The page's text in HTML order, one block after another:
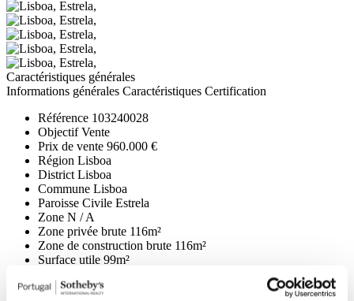
Caractéristiques générales
Informations générales Caractéristiques Certification
Référence 103240028
Objectif Vente
Prix de vente 960.000 €
Région Lisboa
District Lisboa
Commune Lisboa
Paroisse Civile Estrela
Zone N / A
Zone privée brute 116m²
Zone de construction brute 116m²
Surface utile 99m²
État
En Construction